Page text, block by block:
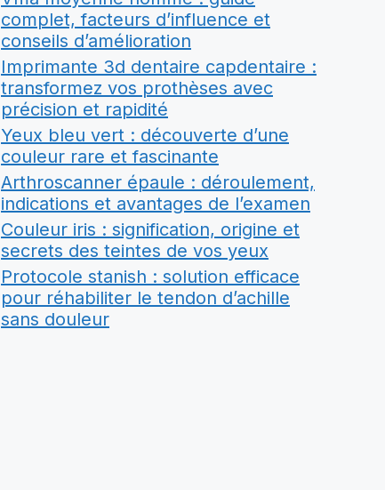
complet, facteurs d’influence et
conseils d’amélioration
Imprimante 3d dentaire capdentaire :
transformez vos prothèses avec
précision et rapidité
Yeux bleu vert : découverte d’une
couleur rare et fascinante
Arthroscanner épaule : déroulement,
indications et avantages de l’examen
Couleur iris : signification, origine et
secrets des teintes de vos yeux
Protocole stanish : solution efficace
pour réhabiliter le tendon d’achille
sans douleur